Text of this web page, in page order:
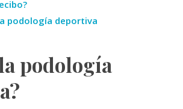
podología deportiva
podología